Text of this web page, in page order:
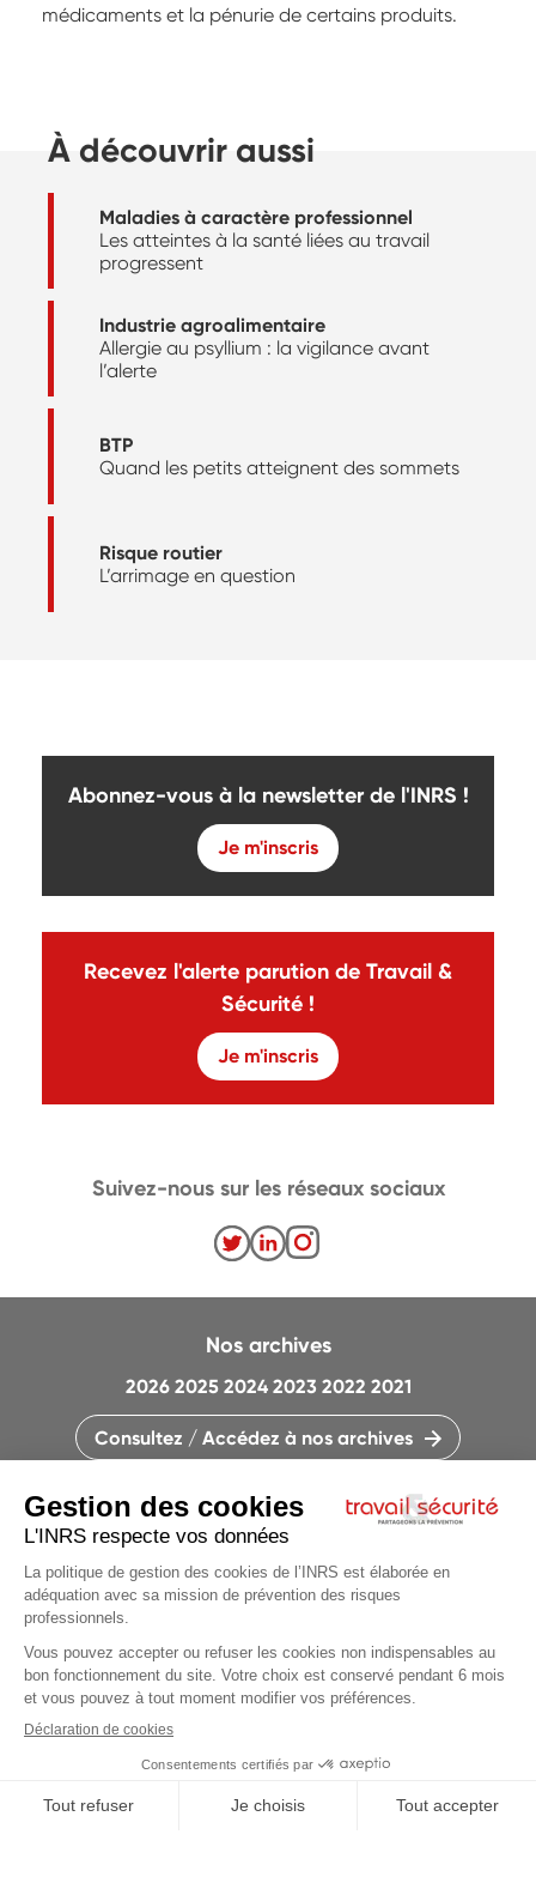
médicaments et la pénurie de certains produits.
À découvrir aussi
Maladies à caractère professionnel
Les atteintes à la santé liées au travail
progressent
Industrie agroalimentaire
Allergie au psyllium : la vigilance avant
l’alerte
BTP
Quand les petits atteignent des sommets
Risque routier
L’arrimage en question
Abonnez-vous à la newsletter de l'INRS !
Je m'inscris
Recevez l'alerte parution de Travail &
Sécurité !
Je m'inscris
CONTACTEZ LA RÉDACTION
QUI SOMMES-NOUS ?
PLAN DU SITE
PARAMÈTRES DES COOKIES
CHARTE DES COOKIES ET TRACEURS
Nos archives
2026 2025 2024 2023 2022 2021
Consultez / Accédez à nos archives
Suivez-nous sur les réseaux sociaux